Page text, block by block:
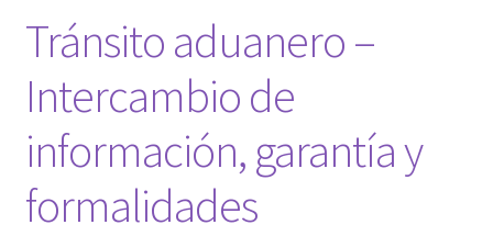
Tránsito aduanero –
Intercambio de
información, garantía y
formalidades